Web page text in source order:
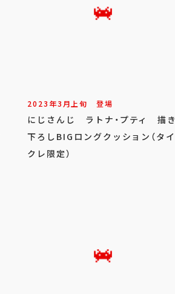
2023年3月上旬 登場
にじさんじ ラトナ・プティ 描き
下ろしBIGロングクッション（タイ
クレ限定）